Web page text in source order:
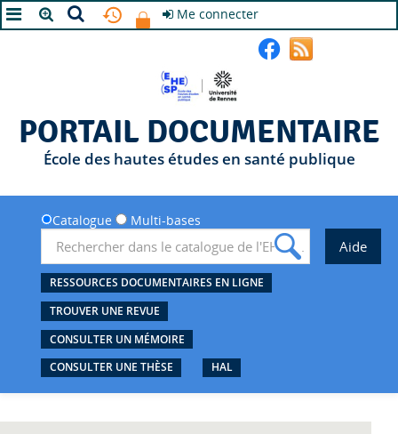
Me connecter
PORTAIL DOCUMENTAIRE
École des hautes études en santé publique
Catalogue Multi-bases
RESSOURCES DOCUMENTAIRES EN LIGNE
TROUVER UNE REVUE
CONSULTER UN MÉMOIRE
CONSULTER UNE THÈSE
HAL